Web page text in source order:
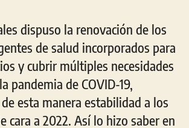
dispuso la renovación de los
de salud incorporados para
y cubrir múltiples necesidades
pandemia de COVID-19,
esta manera estabilidad a los
cara a 2022. Así lo hizo saber en